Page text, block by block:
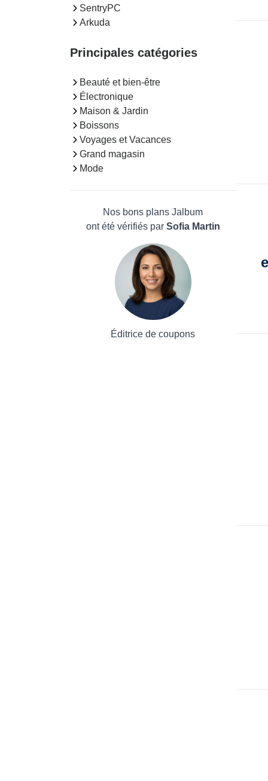
SentryPC
Arkuda
Principales catégories
Beauté et bien-être
Électronique
Maison & Jardin
Boissons
Voyages et Vacances
Grand magasin
Mode
Nos bons plans Jalbum
ont été vérifiés par Sofia Martin
Éditrice de coupons